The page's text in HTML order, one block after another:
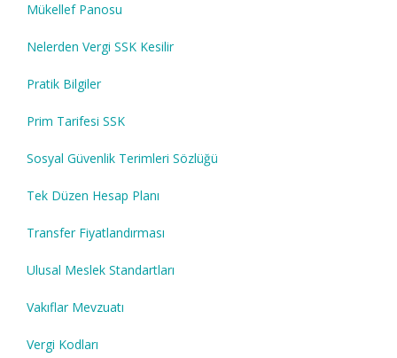
Mükellef Panosu
Nelerden Vergi SSK Kesilir
Pratik Bilgiler
Prim Tarifesi SSK
Sosyal Güvenlik Terimleri Sözlüğü
Tek Düzen Hesap Planı
Transfer Fiyatlandırması
Ulusal Meslek Standartları
Vakıflar Mevzuatı
Vergi Kodları